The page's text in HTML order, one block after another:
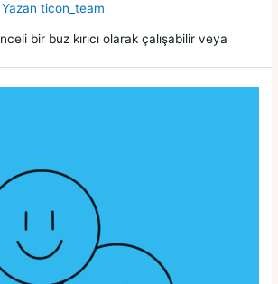
ticon_team
bir buz kırıcı olarak çalışabilir veya